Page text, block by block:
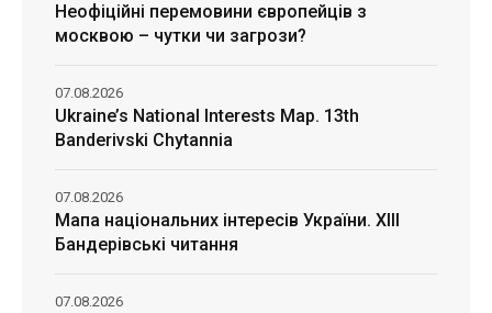
Неофіційні перемовини європейців з
москвою – чутки чи загрози?
Ukraine’s National Interests Map. 13th
Banderivski Chytannia
07.08.2026
Мапа національних інтересів України. ХІІІ
Бандерівські читання
07.08.2026
07.08.2026